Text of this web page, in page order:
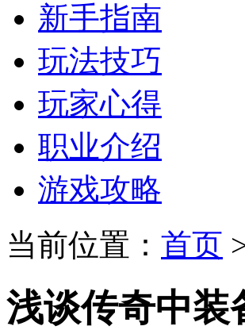
新手指南
玩法技巧
玩家心得
职业介绍
游戏攻略
当前位置： 首页
浅谈传奇中装